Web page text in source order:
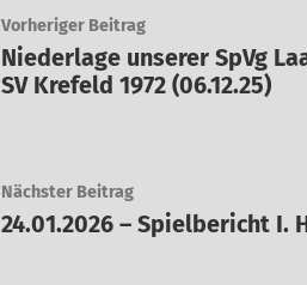
Vorheriger Beitrag
Niederlage unserer SpVg
SV Krefeld 1972 (06.12.25)
Nächster Beitrag
24.01.2026 – Spielbericht I.